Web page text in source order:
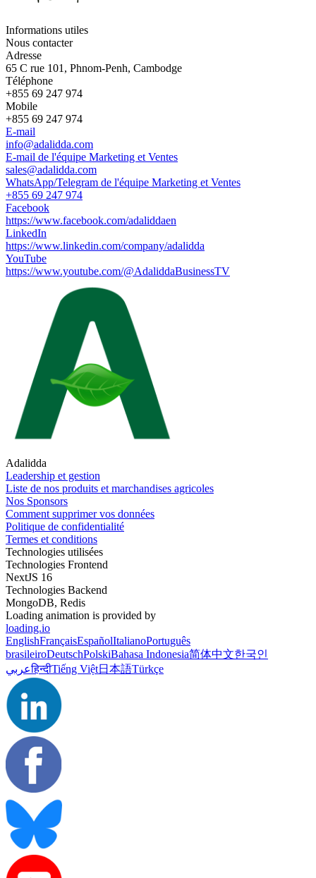
Informations utiles
Nous contacter
Adresse
65 C rue 101, Phnom-Penh, Cambodge
Téléphone
+855 69 247 974
Mobile
+855 69 247 974
E-mail
info@adalidda.com
E-mail de l'équipe Marketing et Ventes
sales@adalidda.com
WhatsApp/Telegram de l'équipe Marketing et Ventes
+855 69 247 974
Facebook
https://www.facebook.com/adaliddaen
LinkedIn
https://www.linkedin.com/company/adalidda
YouTube
https://www.youtube.com/@AdaliddaBusinessTV
Adalidda
Leadership et gestion
Liste de nos produits et marchandises agricoles
Nos Sponsors
Comment supprimer vos données
Politique de confidentialité
Termes et conditions
Technologies utilisées
Technologies Frontend
NextJS 16
Technologies Backend
MongoDB, Redis
Loading animation is provided by
loading.io
EnglishFrançaisEspañolItalianoPortuguês
brasileiroDeutschPolskiBahasa Indonesia简体中文한국인
عربيहिन्दीTiếng Việt日本語Türkçe